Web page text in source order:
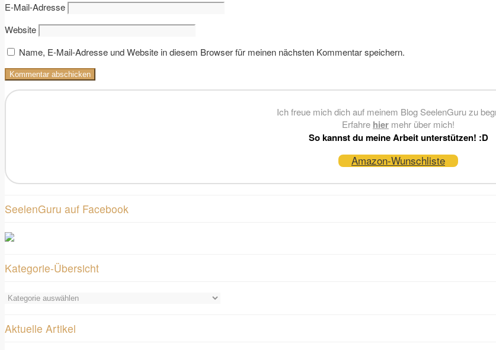
E-Mail-Adresse
Website
Name, E-Mail-Adresse und Website in diesem Browser für meinen nächsten Kommentar speichern.
Ich freue mich dich auf meinem Blog SeelenGuru zu
Erfahre hier mehr über mich!
So kannst du meine Arbeit unterstützen! :D
Amazon-Wunschliste
SeelenGuru auf Facebook
Kategorie-Übersicht
Kategorie-
Aktuelle Artikel